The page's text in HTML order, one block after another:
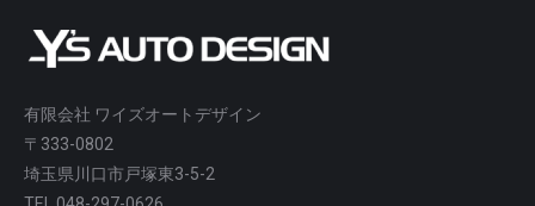
有限会社 ワイズオートデザイン
〒333-0802
埼玉県川口市戸塚東3-5-2